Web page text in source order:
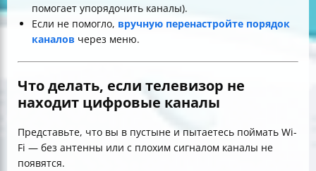
помогает упорядочить каналы).
Если не помогло, вручную перенастройте порядок
каналов через меню.
Что делать, если телевизор не
находит цифровые каналы
Представьте, что вы в пустыне и пытаетесь поймать Wi-
Fi — без антенны или с плохим сигналом каналы не
появятся.